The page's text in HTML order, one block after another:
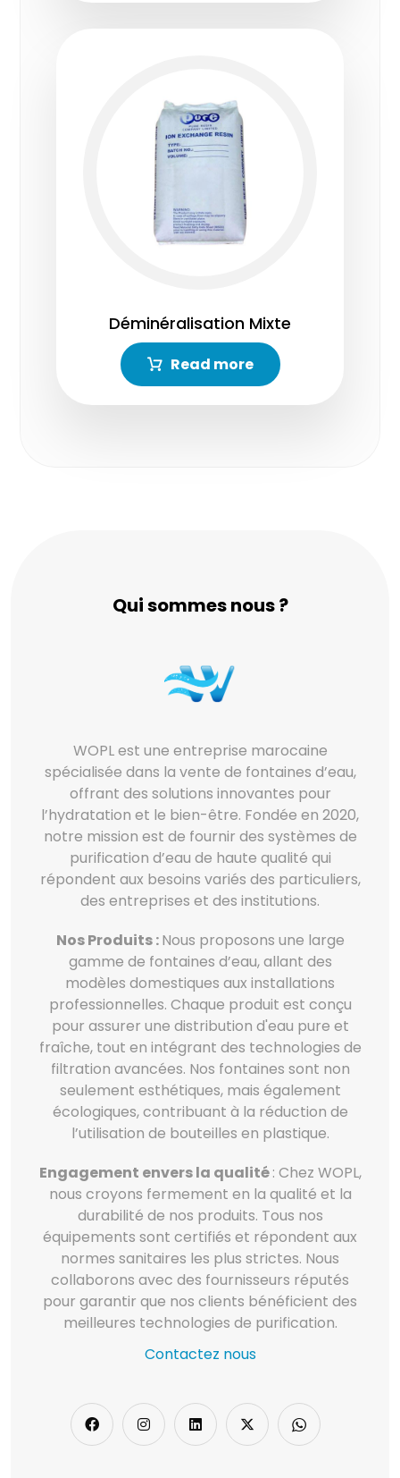
Déminéralisation Mixte
Read more
Qui sommes nous ?
WOPL est une entreprise marocaine
spécialisée dans la vente de fontaines d’eau,
offrant des solutions innovantes pour
l’hydratation et le bien-être. Fondée en 2020,
notre mission est de fournir des systèmes de
purification d’eau de haute qualité qui
répondent aux besoins variés des particuliers,
des entreprises et des institutions.
Nos Produits :Nous proposons une large
gamme de fontaines d’eau, allant des
modèles domestiques aux installations
professionnelles. Chaque produit est conçu
pour assurer une distribution d'eau pure et
fraîche, tout en intégrant des technologies de
filtration avancées. Nos fontaines sont non
seulement esthétiques, mais également
écologiques, contribuant à la réduction de
l’utilisation de bouteilles en plastique.
Engagement envers la qualité: Chez WOPL,
nous croyons fermement en la qualité et la
durabilité de nos produits. Tous nos
équipements sont certifiés et répondent aux
normes sanitaires les plus strictes. Nous
collaborons avec des fournisseurs réputés
pour garantir que nos clients bénéficient des
meilleures technologies de purification.
Contactez nous